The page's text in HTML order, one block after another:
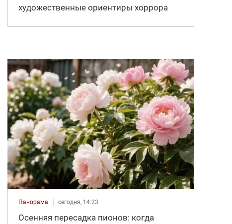
художественные ориентиры хоррора
Панорама сегодня, 14:23
Осенняя пересадка пионов: когда